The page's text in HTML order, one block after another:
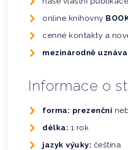
online knihovny
cenné kontakty a
mezinárodně
Informace o
forma: prezenční
délka: 1 rok
jazyk výuky: čeština